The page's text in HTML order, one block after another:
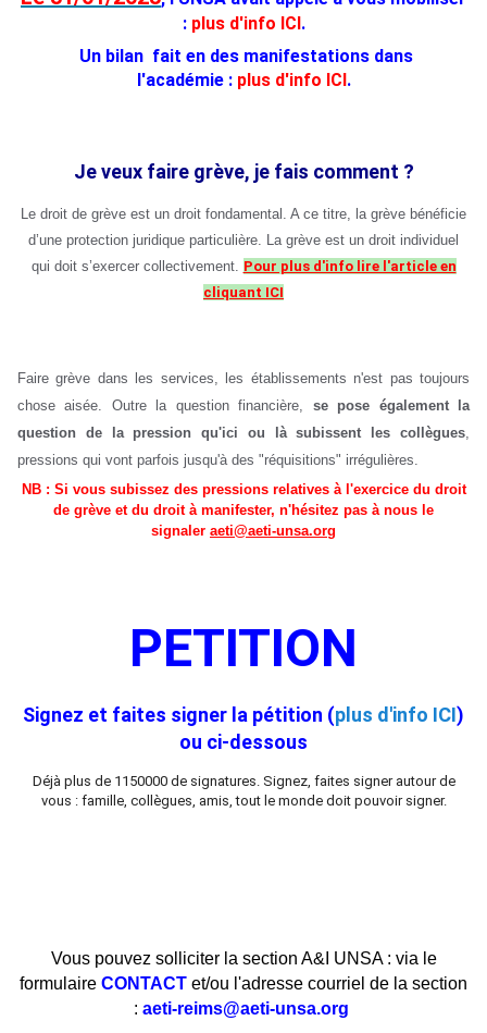
: plus d'info ICI.
Un bilan fait en des manifestations dans
l'académie : plus d'info ICI .
Je veux faire grève, je fais comment ?
Le droit de grève est un droit fondamental. A ce titre, la grève bénéficie
d’une protection juridique particulière. La grève est un droit individuel
qui doit s’exercer collectivement. Pour plus d'info lire l'article en
cliquant ICI
Faire grève dans les services, les établissements n'est pas toujours
chose aisée. Outre la question financière,
se pose également la
question de la pression qu'ici ou là subissent les collègues
pressions qui vont parfois jusqu'à des "réquisitions" irrégulières.
NB : Si vous subissez des pressions relatives à l'exercice du droit
de grève et du droit à manifester, n'hésitez pas à nous le
signaler aeti@aeti-unsa.org
PETITION
Signez et faites signer la pétition (plus d'info ICI)
ou ci-dessous
Déjà plus de 1150000 de signatures. Signez, faites signer autour de
vous : famille, collègues, amis, tout le monde doit pouvoir signer.
Vous pouvez solliciter la section A&I UNSA : via le
formulaire CONTACT et/ou l'adresse courriel de la section
: aeti-reims@aeti-unsa.org